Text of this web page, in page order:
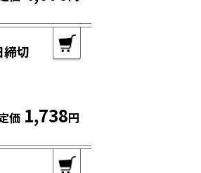
切
価1,738円